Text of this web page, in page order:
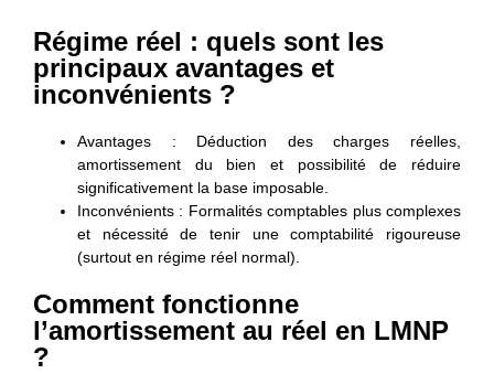
Régime réel : quels sont les
principaux avantages et
inconvénients ?
Avantages : Déduction des charges réelles,
amortissement du bien et possibilité de réduire
significativement la base imposable.
Inconvénients : Formalités comptables plus complexes
et nécessité de tenir une comptabilité rigoureuse
(surtout en régime réel normal).
Comment fonctionne
l’amortissement au réel en LMNP
?